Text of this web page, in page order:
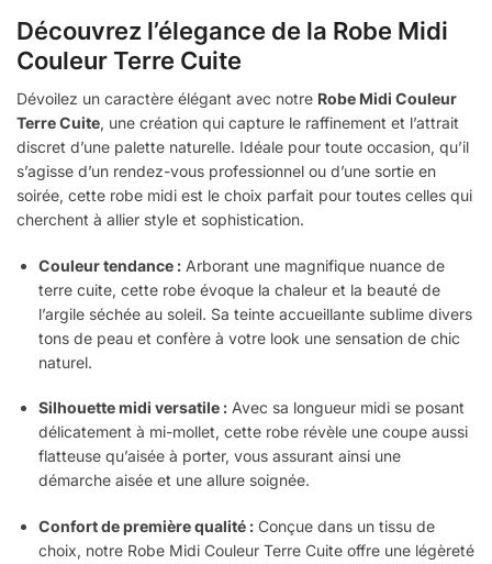
Découvrez l’élegance de la Robe Midi
Couleur Terre Cuite
Dévoilez un caractère élégant avec notre Robe Midi Couleur
Terre Cuite, une création qui capture le raffinement et l’attrait
discret d’une palette naturelle. Idéale pour toute occasion, qu’il
s’agisse d’un rendez-vous professionnel ou d’une sortie en
soirée, cette robe midi est le choix parfait pour toutes celles qui
cherchent à allier style et sophistication.
Couleur tendance : Arborant une magnifique nuance de
terre cuite, cette robe évoque la chaleur et la beauté de
l’argile séchée au soleil. Sa teinte accueillante sublime divers
tons de peau et confère à votre look une sensation de chic
naturel.
Silhouette midi versatile : Avec sa longueur midi se posant
délicatement à mi-mollet, cette robe révèle une coupe aussi
flatteuse qu’aisée à porter, vous assurant ainsi une
démarche aisée et une allure soignée.
Confort de première qualité : Conçue dans un tissu de
choix, notre Robe Midi Couleur Terre Cuite offre une légèreté